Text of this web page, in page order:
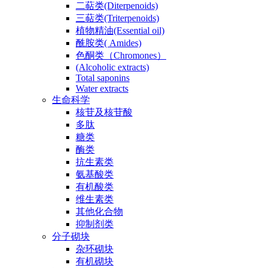
二萜类(Diterpenoids)
三萜类(Triterpenoids)
植物精油(Essential oil)
酰胺类( Amides)
色酮类（Chromones）
(Alcoholic extracts)
Total saponins
Water extracts
生命科学
核苷及核苷酸
多肽
糖类
酶类
抗生素类
氨基酸类
有机酸类
维生素类
其他化合物
抑制剂类
分子砌块
杂环砌块
有机砌块